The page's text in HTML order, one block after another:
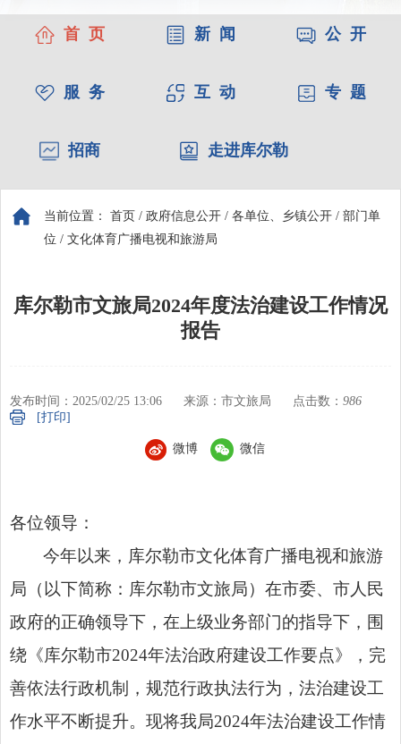
首 页 新 闻 公 开
服 务 互 动 专 题
招商 走进库尔勒
当前位置： 首页 / 政府信息公开 / 各单位、乡镇公开 / 部门单
位 / 文化体育广播电视和旅游局
库尔勒市文旅局2024年度法治建设工作情况
报告
发布时间：2025/02/25 13:06 来源：市文旅局 点击数： 986
[打印]
微博 微信
各位领导：
今年以来，库尔勒市文化体育广播电视和旅游
局（以下简称：库尔勒市文旅局）在市委、市人民
政府的正确领导下，在上级业务部门的指导下，围
绕《库尔勒市2024年法治政府建设工作要点》，完
善依法行政机制，规范行政执法行为，法治建设工
作水平不断提升。现将我局2024年法治建设工作情